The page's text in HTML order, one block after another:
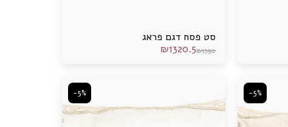
סט פסח דגם פראג
₪1390
₪1320.5
-5%
-5%